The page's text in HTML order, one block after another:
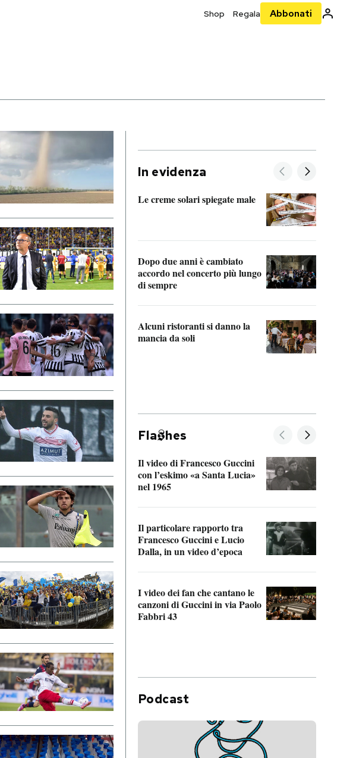
Shop Regala Abbonati
In evidenza
Le creme solari spiegate male
Dopo due anni è cambiato
accordo nel concerto più lungo
di sempre
Alcuni ristoranti si danno la
mancia da soli
Fla hes
Il video di Francesco Guccini
con l’eskimo «a Santa Lucia»
nel 1965
Il particolare rapporto tra
Francesco Guccini e Lucio
Dalla, in un video d’epoca
I video dei fan che cantano le
canzoni di Guccini in via Paolo
Fabbri 43
Podcast